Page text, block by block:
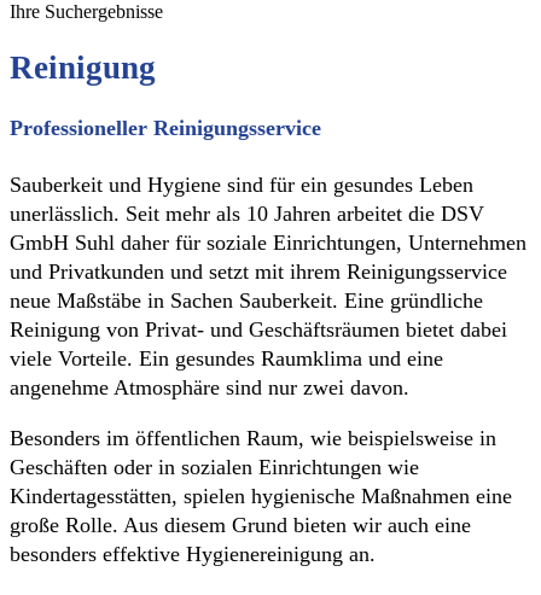
Ihre Suchergebnisse
Reinigung
Professioneller Reinigungsservice
Sauberkeit und Hygiene sind für ein gesundes Leben
unerlässlich. Seit mehr als 10 Jahren arbeitet die DSV
GmbH Suhl daher für soziale Einrichtungen, Unternehmen
und Privatkunden und setzt mit ihrem Reinigungsservice
neue Maßstäbe in Sachen Sauberkeit. Eine gründliche
Reinigung von Privat- und Geschäftsräumen bietet dabei
viele Vorteile. Ein gesundes Raumklima und eine
angenehme Atmosphäre sind nur zwei davon.
Besonders im öffentlichen Raum, wie beispielsweise in
Geschäften oder in sozialen Einrichtungen wie
Kindertagesstätten, spielen hygienische Maßnahmen eine
große Rolle. Aus diesem Grund bieten wir auch eine
besonders effektive Hygienereinigung an.